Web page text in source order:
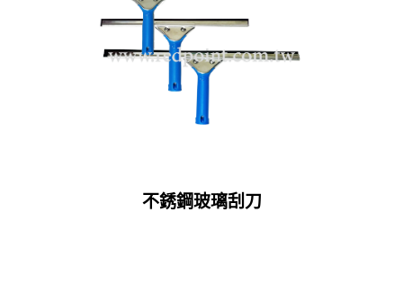
不銹鋼玻璃刮刀